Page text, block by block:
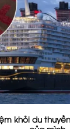
khỏi du